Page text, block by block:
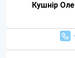
Кушнір